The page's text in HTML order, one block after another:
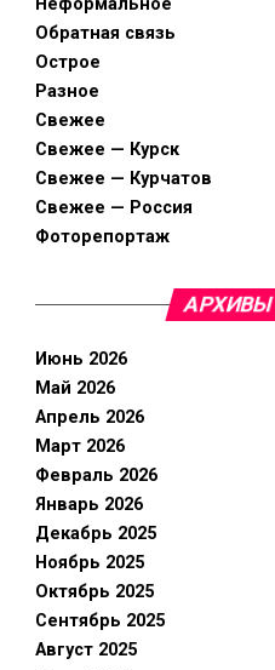
Неформальное
Обратная связь
Острое
Разное
Свежее
Свежее — Курск
Свежее — Курчатов
Свежее — Россия
Фоторепортаж
АРХИВЫ
Июнь 2026
Май 2026
Апрель 2026
Март 2026
Февраль 2026
Январь 2026
Декабрь 2025
Ноябрь 2025
Октябрь 2025
Сентябрь 2025
Август 2025